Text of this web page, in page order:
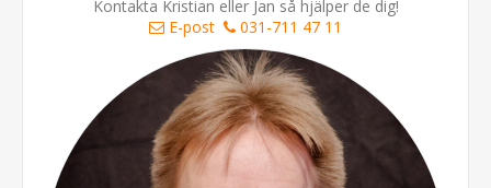
Kontakta Kristian eller Jan så hjälper de dig!
E-post
031-711 47 11